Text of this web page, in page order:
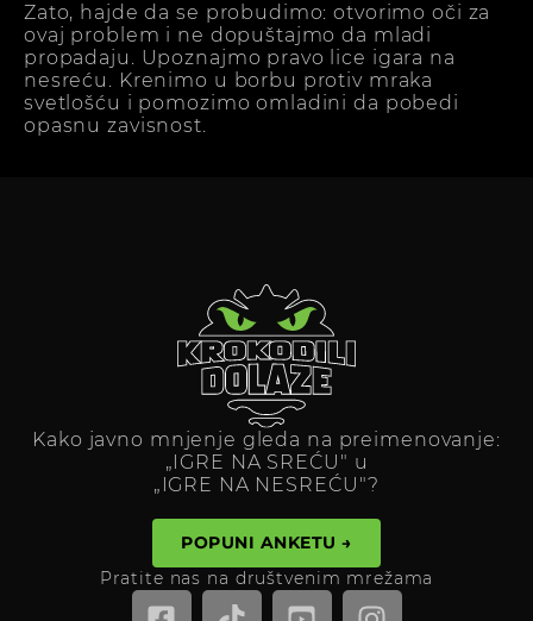
Zato, hajde da se probudimo: otvorimo oči za
ovaj problem i ne dopuštajmo da mladi
propadaju. Upoznajmo pravo lice igara na
nesreću. Krenimo u borbu protiv mraka
svetlošću i pomozimo omladini da pobedi
opasnu zavisnost.
Kako javno mnjenje gleda na preimenovanje:
„IGRE NA SREĆU" u
„IGRE NA NESREĆU"?
POPUNI ANKETU →
Pratite nas na društvenim mrežama